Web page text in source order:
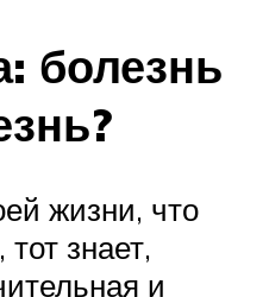
болезнь
жизни, что
знает,
и